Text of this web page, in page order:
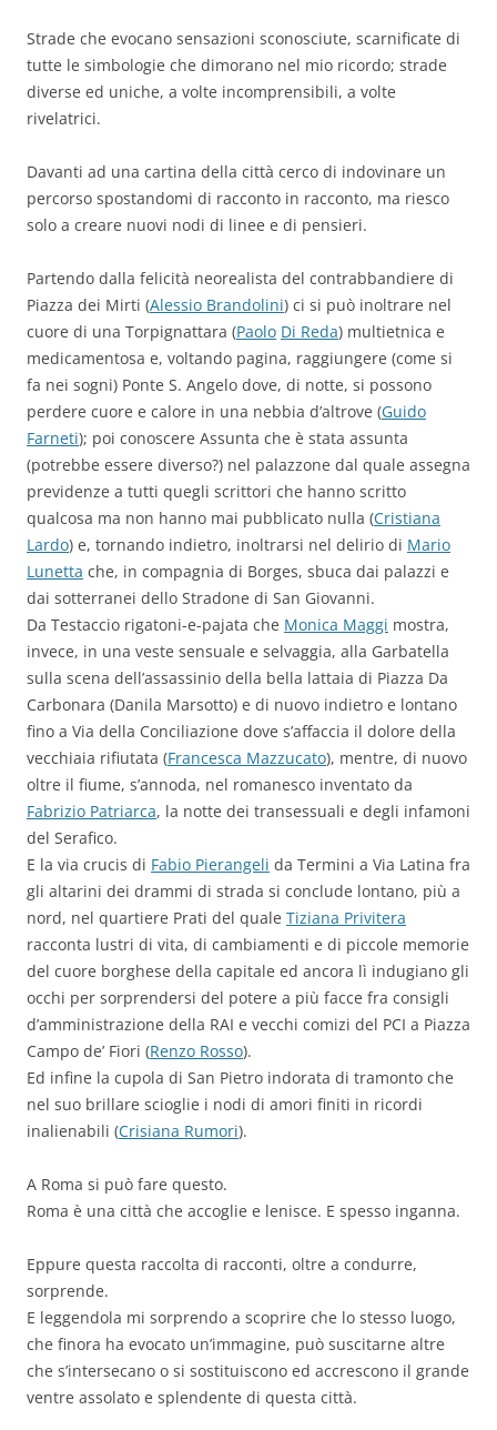
Strade che evocano sensazioni sconosciute, scarnificate di
tutte le simbologie che dimorano nel mio ricordo; strade
diverse ed uniche, a volte incomprensibili, a volte
rivelatrici.
Davanti ad una cartina della città cerco di indovinare un
percorso spostandomi di racconto in racconto, ma riesco
solo a creare nuovi nodi di linee e di pensieri.
Partendo dalla felicità neorealista del contrabbandiere di
Piazza dei Mirti (Alessio Brandolini) ci si può inoltrare nel
cuore di una Torpignattara (Paolo Di Reda) multietnica e
medicamentosa e, voltando pagina, raggiungere (come si
fa nei sogni) Ponte S. Angelo dove, di notte, si possono
perdere cuore e calore in una nebbia d’altrove (Guido
Farneti); poi conoscere Assunta che è stata assunta
(potrebbe essere diverso?) nel palazzone dal quale assegna
previdenze a tutti quegli scrittori che hanno scritto
qualcosa ma non hanno mai pubblicato nulla (Cristiana
Lardo) e, tornando indietro, inoltrarsi nel delirio di Mario
Lunetta che, in compagnia di Borges, sbuca dai palazzi e
dai sotterranei dello Stradone di San Giovanni.
Da Testaccio rigatoni-e-pajata che Monica Maggi mostra,
invece, in una veste sensuale e selvaggia, alla Garbatella
sulla scena dell’assassinio della bella lattaia di Piazza Da
Carbonara (Danila Marsotto) e di nuovo indietro e lontano
fino a Via della Conciliazione dove s’affaccia il dolore della
vecchiaia rifiutata (Francesca Mazzucato), mentre, di nuovo
oltre il fiume, s’annoda, nel romanesco inventato da
Fabrizio Patriarca, la notte dei transessuali e degli infamoni
del Serafico.
E la via crucis di Fabio Pierangeli da Termini a Via Latina fra
gli altarini dei drammi di strada si conclude lontano, più a
nord, nel quartiere Prati del quale Tiziana Privitera
racconta lustri di vita, di cambiamenti e di piccole memorie
del cuore borghese della capitale ed ancora lì indugiano gli
occhi per sorprendersi del potere a più facce fra consigli
d’amministrazione della RAI e vecchi comizi del PCI a Piazza
Campo de’ Fiori (Renzo Rosso).
Ed infine la cupola di San Pietro indorata di tramonto che
nel suo brillare scioglie i nodi di amori finiti in ricordi
inalienabili (Crisiana Rumori).
A Roma si può fare questo.
Roma è una città che accoglie e lenisce. E spesso inganna.
Eppure questa raccolta di racconti, oltre a condurre,
sorprende.
E leggendola mi sorprendo a scoprire che lo stesso luogo,
che finora ha evocato un’immagine, può suscitarne altre
che s’intersecano o si sostituiscono ed accrescono il grande
ventre assolato e splendente di questa città.